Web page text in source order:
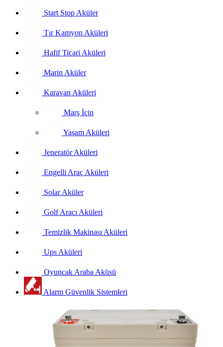
Start Stop Aküler
Tır Kamyon Aküleri
Hafif Ticari Aküleri
Marin Aküler
Karavan Aküleri
Marş İçin
Yaşam Aküleri
Jeneratör Aküleri
Engelli Araç Aküleri
Solar Aküler
Golf Aracı Aküleri
Temizlik Makinası Aküleri
Ups Aküleri
Oyuncak Araba Aküsü
Alarm Güvenlik Sistemleri